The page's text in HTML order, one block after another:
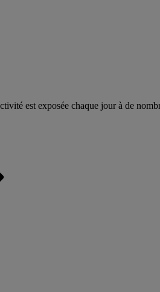
est exposée chaque jour à de